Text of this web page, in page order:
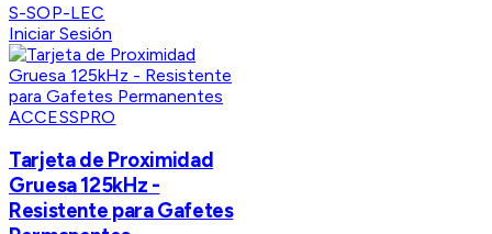
S-SOP-LEC
Iniciar Sesión
ACCESSPRO
Tarjeta de Proximidad
Gruesa 125kHz -
Resistente para Gafetes